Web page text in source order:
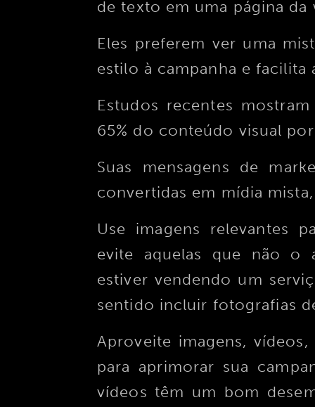
de texto em uma página da
Eles preferem ver uma
estilo à campanha e facilita
Estudos recentes
65% do conteúdo visual
Suas mensagens de
convertidas em mídia
Use imagens relevantes
evite aquelas que não o
estiver vendendo um
sentido incluir fotografias
Aproveite imagens,
para aprimorar sua
vídeos têm um bom